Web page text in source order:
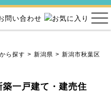
ら探す 新潟県 新潟市秋葉区
築一戸建て・建売住